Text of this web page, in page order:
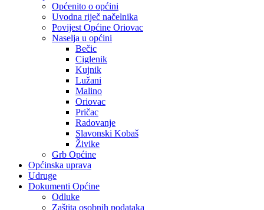
Općenito o općini
Uvodna riječ načelnika
Povijest Općine Oriovac
Naselja u općini
Bečic
Ciglenik
Kujnik
Lužani
Malino
Oriovac
Pričac
Radovanje
Slavonski Kobaš
Živike
Grb Općine
Općinska uprava
Udruge
Dokumenti Općine
Odluke
Zaštita osobnih podataka